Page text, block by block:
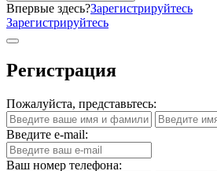
Впервые здесь?Зарегистрируйтесь
Зарегистрируйтесь
Регистрация
Пожалуйста, представьтесь:
Введите e-mail:
Ваш номер телефона: